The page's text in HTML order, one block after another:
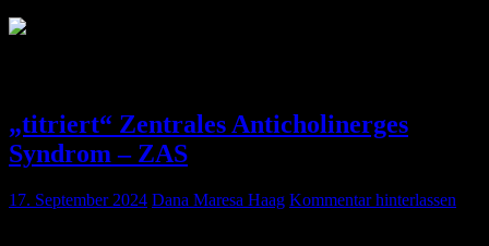
„titriert“ Zentrales Anticholinerges
Syndrom – ZAS
17. September 2024 Dana Maresa Haag Kommentar hinterlassen